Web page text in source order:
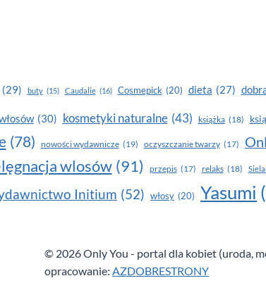
(29) buty (15) Caudalie (16) Cosmepick (20) dieta (27)
(30) kosmetyki naturalne (43) książka (18)
(78) nowości wydawnicze (19) oczyszczanie twarzy (17)
wlosów (91) przepis (17) relaks (18)
Initium (52) włosy (20) Yasumi
© 2026 Only You - portal dla kobiet (uroda,
opracowanie: AZDOBRESTRONY